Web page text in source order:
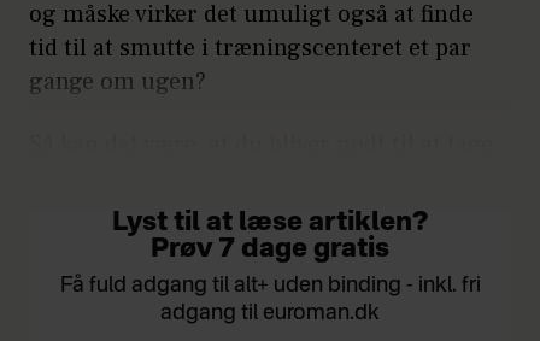
og måske virker det umuligt også at finde
tid til at smutte i træningscenteret et par
gange om ugen?
Lyst til at læse artiklen?
Prøv 7 dage gratis
Få fuld adgang til alt+ uden binding - inkl. fri
adgang til euroman.dk